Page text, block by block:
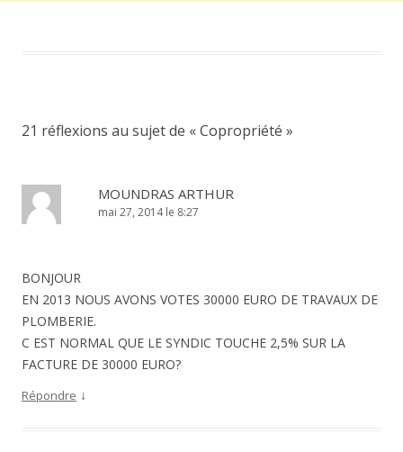
21 réflexions au sujet de «Copropriété »
MOUNDRAS ARTHUR
mai 27, 2014 le 8:27
BONJOUR
EN 2013 NOUS AVONS VOTES 30000 EURO DE TRAVAUX DE
PLOMBERIE.
C EST NORMAL QUE LE SYNDIC TOUCHE 2,5% SUR LA
FACTURE DE 30000 EURO?
Répondre ↓